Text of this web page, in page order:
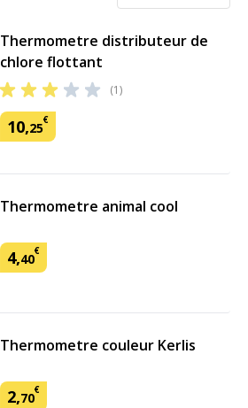
Thermometre distributeur de
chlore flottant
(1)
10,25€
Thermometre animal cool
4,40€
Thermometre couleur Kerlis
2,70€